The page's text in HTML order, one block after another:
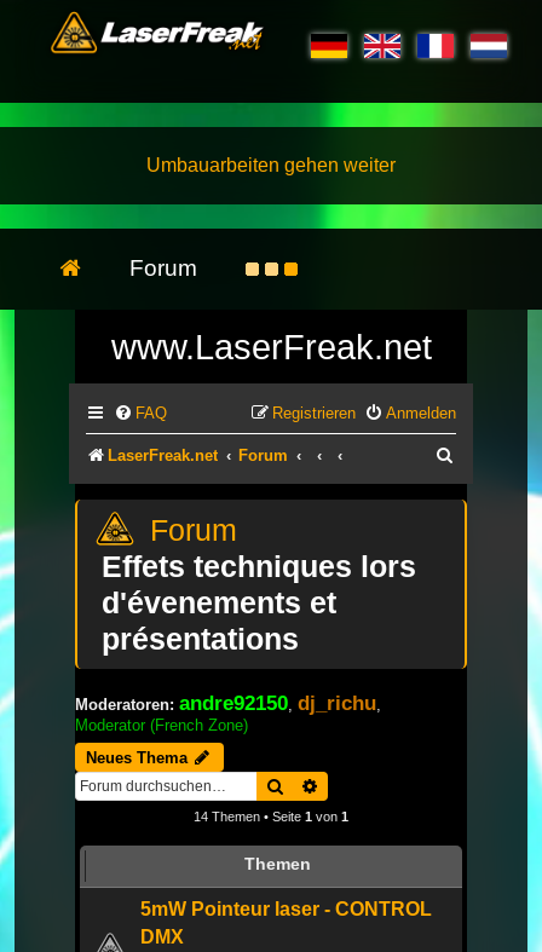
Umbauarbeiten gehen weiter
Forum
www.LaserFreak.net
FAQ Anmelden
Registrieren
LaserFreak.net Forum
Effets techniques lors
d'évenements et
présentations
Moderatoren: andre92150 dj_richu
Moderator (French Zone)
Neues Thema
Suche
14 Themen • Seite 1 von 1
Themen
5mW Pointeur laser - CONTROL
DMX